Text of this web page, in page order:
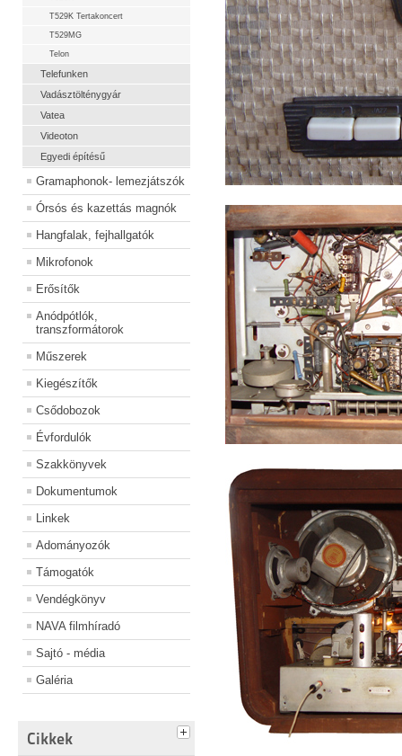
T529K Tertakoncert
T529MG
Telon
Telefunken
Vadásztölténygyár
Vatea
Videoton
Egyedi építésű
Gramaphonok- lemezjátszók
Órsós és kazettás magnók
Hangfalak, fejhallgatók
Mikrofonok
Erősítők
Anódpótlók,
transzformátorok
Műszerek
Kiegészítők
Csődobozok
Évfordulók
Szakkönyvek
Dokumentumok
Linkek
Adományozók
Támogatók
Vendégkönyv
NAVA filmhíradó
Sajtó - média
Galéria
Cikkek